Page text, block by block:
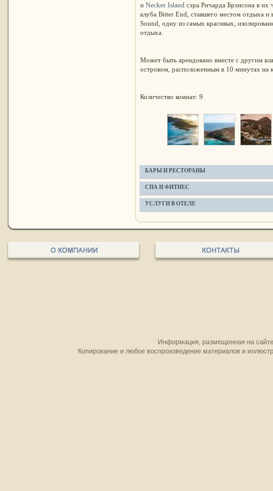
и Necker Island сэра Ричарда Брэнсона в их
клуба Bitter End, ставшего местом отдыха
Sound, одну из самых красивых,
отдыха.
Может быть арендовано вместе с другим
островом, расположенным в 10 минутах на
Количество комнат: 9
БАРЫ И РЕСТОРАНЫ
СПА И ФИТНЕС
УСЛУГИ В ОТЕЛЕ
Информация, размещенная на
Копирование и любое воспроизведение материалов и